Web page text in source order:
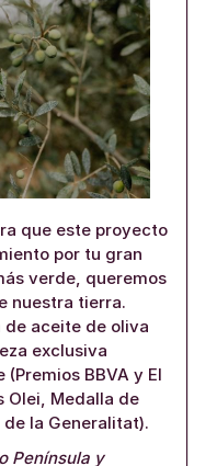
que este proyecto
por tu gran
verde, queremos
nuestra tierra.
de aceite de oliva
exclusiva
BBVA y El
Olei, Medalla de
de la Generalitat).
Península y